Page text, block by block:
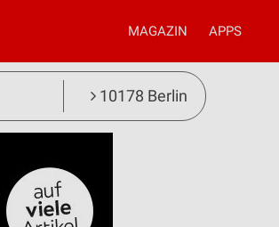
MAGAZIN APPS
10178 Berlin